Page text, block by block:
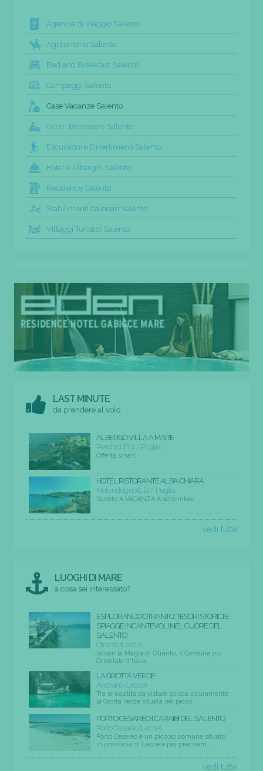
Agenzie di Viaggio Salento
Agriturismo Salento
Bed and Breakfast Salento
Campeggi Salento
Case Vacanze Salento
Centri Benessere Salento
Escursioni e Divertimenti Salento
Hotel e Alberghi Salento
Residence Salento
Stabilimenti balneari Salento
Villaggi Turistici Salento
LAST MINUTE
da prendere al volo
ALBERGO VILLA A MARE
Peschici (FG) / Puglia
Offerta smart
HOTEL RISTORANTE ALBA CHIARA
Melendugno (LE) / Puglia
Sconto A VACANZA A settembre
vedi tutte
LUOGHI DI MARE
a cosa sei interessato?
ESPLORANDO OTRANTO: TESORI STORICI E
SPIAGGE INCANTEVOLI NEL CUORE DEL
SALENTO
Otranto (Lecce)
Scopri la Magia di Otranto, il Comune più
Orientale d'Italia...
LA GROTTA VERDE
Andrano (Lecce)
Tra le località da vistare spicca sicuramente
la Grotta Verde situata nel picco...
PORTO CESAREO I CARAIBI DEL SALENTO
Porto Cesareo (Lecce)
Porto Cesareo è un piccolo comune situato
in provincia di Lecce e più precisam...
vedi tutte